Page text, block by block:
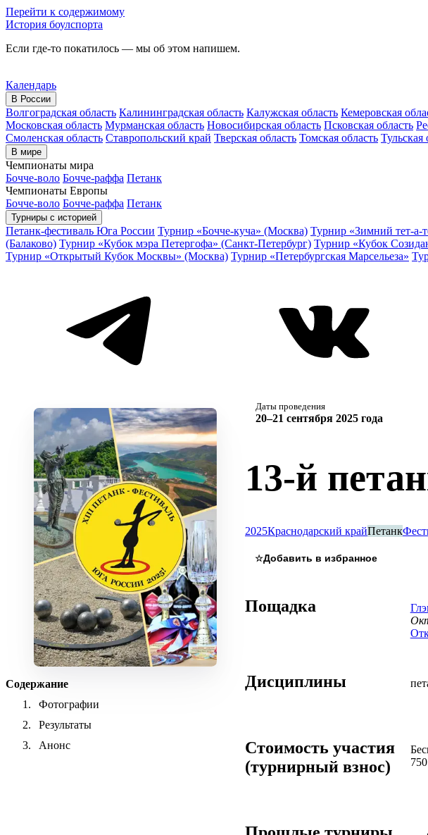
Перейти к содержимому
История боулспорта
Если где-то покатилось — мы об этом напишем.
Календарь
В России
Волгоградская область Калининградская область Калужская область Кемеровская
Московская область Мурманская область Новосибирская область Псковская область
Смоленская область Ставропольский край Тверская область Томская область Тульская
В мире
Чемпионаты мира
Бочче-воло Бочче-раффа Петанк
Чемпионаты Европы
Бочче-воло Бочче-раффа Петанк
Турниры с историей
Петанк-фестиваль Юга России Турнир «Бочче-куча» (Москва) Турнир «Зимний тет-а-
(Балаково) Турнир «Кубок мэра Петергофа» (Санкт-Петербург) Турнир «Кубок
Турнир «Открытый Кубок Москвы» (Москва) Турнир «Петербургская Марсельеза»
Содержание
Фотографии
Результаты
Анонс
Даты проведения
20–21 сентября 2025 года
13-й
2025Краснодарский крайПетанк
☆
Пощадка
Дисциплины
Стоимость участия
(турнирный взнос)
750